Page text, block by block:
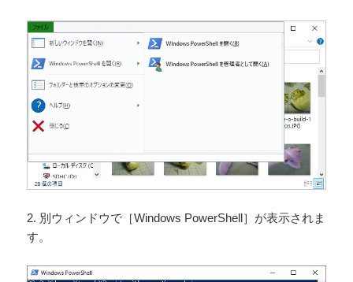
2. 別ウィンドウで［Windows PowerShell］が表示されま
す。